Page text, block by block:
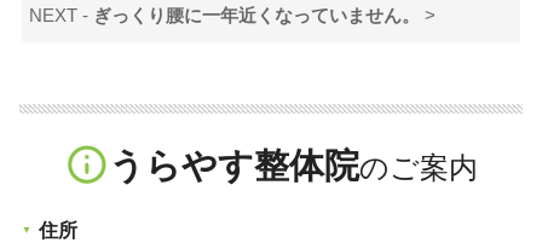
NEXT - ぎっくり腰に一年近くなっていません。 >
info_outlineうらやす整体院
住所